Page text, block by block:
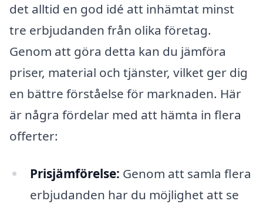
det alltid en god idé att inhämtat minst
tre erbjudanden från olika företag.
Genom att göra detta kan du jämföra
priser, material och tjänster, vilket ger dig
en bättre förståelse för marknaden. Här
är några fördelar med att hämta in flera
offerter:
Prisjämförelse: Genom att samla flera
erbjudanden har du möjlighet att se